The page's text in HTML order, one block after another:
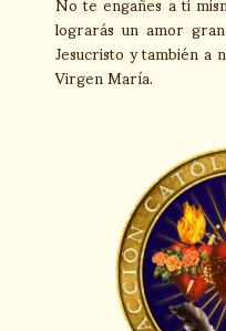
lograrás un amor
Jesucristo y también a
Virgen María.